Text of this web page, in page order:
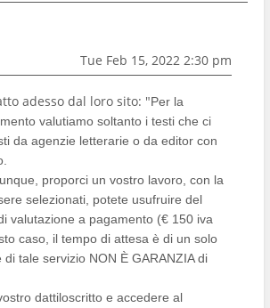
Tue Feb 15, 2022 2:30 pm
adesso dal loro sito: " Per la
valutiamo soltanto i testi che ci
da agenzie letterarie o da editor con
proporci un vostro lavoro, con la
selezionati, potete usufruire del
valutazione a pagamento (€ 150 iva
caso, il tempo di attesa è di un solo
di tale servizio NON È GARANZIA di
dattiloscritto e accedere al